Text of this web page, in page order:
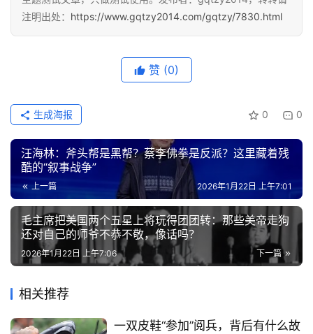
注明出处： https://www.gqtzy2014.com/gqtzy/7830.html
赞 (0)
0 0
生成海报
汪海林：斧头帮是黑帮？蔡李佛拳是反派？这里藏着残
酷的“叙事战争”
上一篇 2026年1月22日 上午7:01
毛主席把美国两个五星上将玩得团团转：那些美帝走狗
还对自己的师爷不恭不敬，像话吗？
下一篇
2026年1月22日 上午7:06
相关推荐
一双皮鞋“参加”阅兵，背后有什么故